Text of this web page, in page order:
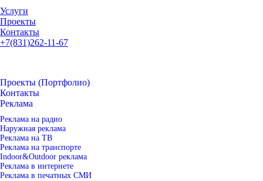
Услуги
Проекты
Контакты
+7(831)262-11-67
Проекты (Портфолио)
Контакты
Реклама
Реклама на радио
Наружная реклама
Реклама на ТВ
Реклама на транспорте
Indoor&Outdoor реклама
Реклама в интернете
Реклама в печатных СМИ